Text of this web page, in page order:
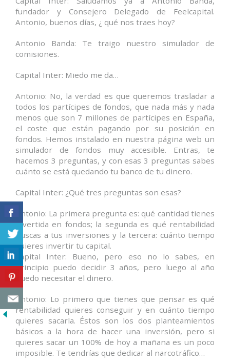
fundador y Consejero Delegado de Feelcapital.
Antonio, buenos días, ¿ qué nos traes hoy?
Antonio Banda: Te traigo nuestro simulador de
comisiones.
Capital Inter: Miedo me da…
Antonio: No, la verdad es que queremos trasladar a
todos los partícipes de fondos, que nada más y nada
menos que son 7 millones de partícipes en España,
el coste que están pagando por su posición en
fondos. Hemos instalado en nuestra página web un
simulador de fondos muy accesible. Entras, te
hacemos 3 preguntas, y con esas 3 preguntas sabes
cuánto se está quedando tu banco de tu dinero.
Capital Inter: ¿Qué tres preguntas son esas?
Antonio: La primera pregunta es: qué cantidad tienes
invertida en fondos; la segunda es qué rentabilidad
buscas a tus inversiones y la tercera: cuánto tiempo
quieres invertir tu capital.
Capital Inter: Bueno, pero eso no lo sabes, en
principio puedo decidir 3 años, pero luego al año
puedo necesitar el dinero.
Antonio: Lo primero que tienes que pensar es qué
rentabilidad quieres conseguir y en cuánto tiempo
quieres sacarla. Éstos son los dos planteamientos
básicos a la hora de hacer una inversión, pero si
quieres sacar un 100% de hoy a mañana es un poco
imposible. Te tendrías que dedicar al narcotráfico…